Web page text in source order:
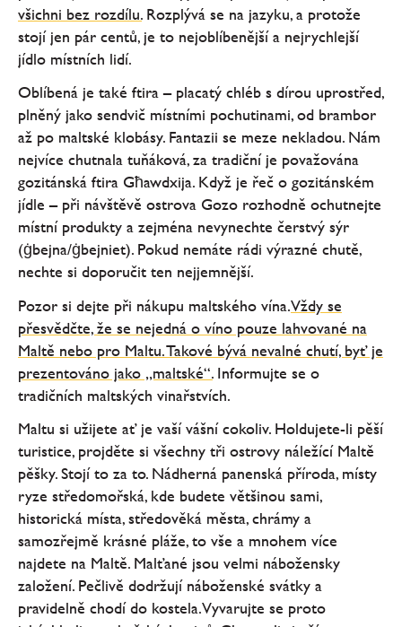
všichni bez rozdílu.Rozplývá se na jazyku, a protože
stojí jen pár centů, je to nejoblíbenější a nejrychlejší
jídlo místních lidí.
Oblíbená je také ftira – placatý chléb s dírou uprostřed,
plněný jako sendvič místními pochutinami, od brambor
až po maltské klobásy. Fantazii se meze nekladou. Nám
nejvíce chutnala tuňáková, za tradiční je považována
gozitánská ftira Għawdxija. Když je řeč o gozitánském
jídle – při návštěvě ostrova Gozo rozhodně ochutnejte
místní produkty a zejména nevynechte čerstvý sýr
(ġbejna/ġbejniet). Pokud nemáte rádi výrazné chutě,
nechte si doporučit ten nejjemnější.
Pozor si dejte při nákupu maltského vína.Vždy se
přesvědčte, že se nejedná o víno pouze lahvované na
Maltě nebo pro Maltu. Takové bývá nevalné chutí, byť je
prezentováno jako „maltské“.Informujte se o
tradičních maltských vinařstvích.
Maltu si užijete ať je vaší vášní cokoliv. Holdujete-li pěší
turistice, projděte si všechny tři ostrovy náležící Maltě
pěšky. Stojí to za to. Nádherná panenská příroda, místy
ryze středomořská, kde budete většinou sami,
historická místa, středověká města, chrámy a
samozřejmě krásné pláže, to vše a mnohem více
najdete na Maltě. Malťané jsou velmi nábožensky
založení. Pečlivě dodržují náboženské svátky a
pravidelně chodí do kostela. Vyvarujte se proto